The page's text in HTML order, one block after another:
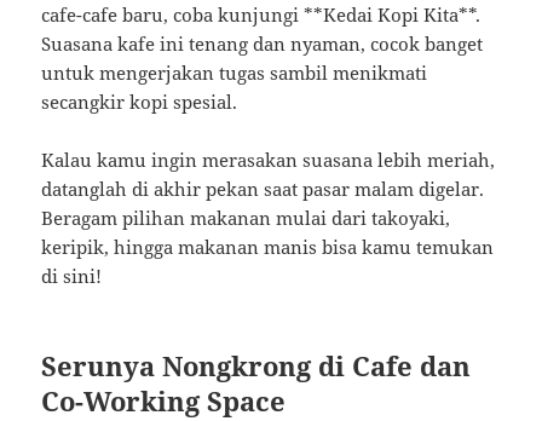
cafe-cafe baru, coba kunjungi **Kedai Kopi Kita**.
Suasana kafe ini tenang dan nyaman, cocok banget
untuk mengerjakan tugas sambil menikmati
secangkir kopi spesial.
Kalau kamu ingin merasakan suasana lebih meriah,
datanglah di akhir pekan saat pasar malam digelar.
Beragam pilihan makanan mulai dari takoyaki,
keripik, hingga makanan manis bisa kamu temukan
di sini!
Serunya Nongkrong di Cafe dan
Co-Working Space